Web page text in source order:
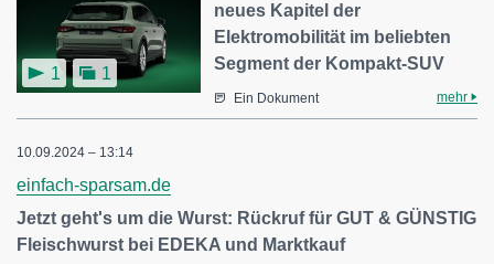
1 1
neues Kapitel der
Elektromobilität im beliebten
Segment der Kompakt-SUV
Ein Dokument mehr
10.09.2024 – 13:14
einfach-sparsam.de
Jetzt geht's um die Wurst: Rückruf für GUT & GÜNSTIG
Fleischwurst bei EDEKA und Marktkauf